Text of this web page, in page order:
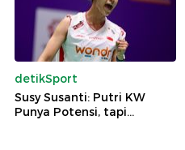
detikSport
Susy Susanti: Putri KW
Punya Potensi, tapi...